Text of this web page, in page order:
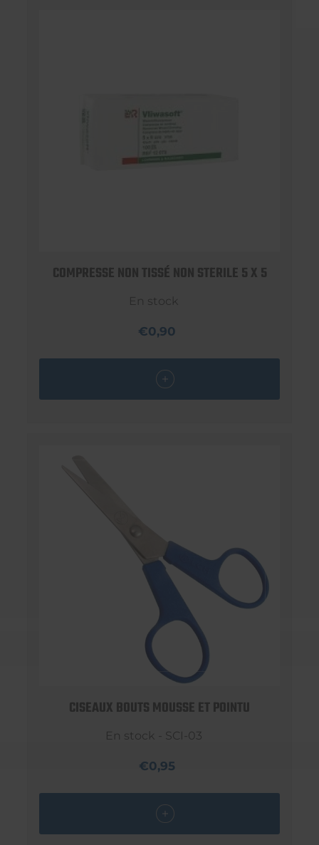
COMPRESSE NON TISSÉ NON STERILE 5 X 5
En stock
€0,90
CISEAUX BOUTS MOUSSE ET POINTU
En stock - SCI-03
€0,95